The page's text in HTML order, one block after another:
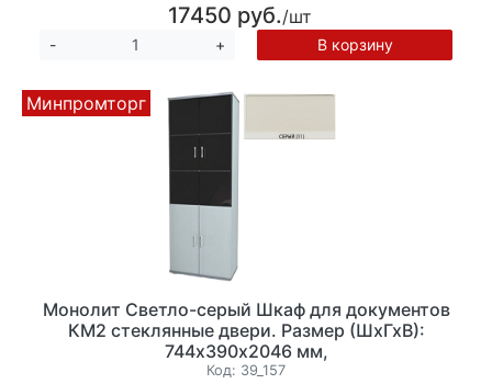
17450 руб./шт
- + В корзину
Минпромторг
Монолит Светло-серый Шкаф для документов
КМ2 стеклянные двери. Размер (ШхГхВ):
744х390х2046 мм,
(ШМ44+ДМ41х2+ДМ43х2+ФС02)
Код: 39_157